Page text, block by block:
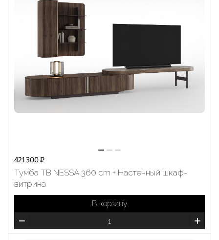
421 300 ₽
Тумба ТВ NESSA 360 cm + Настенный шкаф-
витринa
В корзину